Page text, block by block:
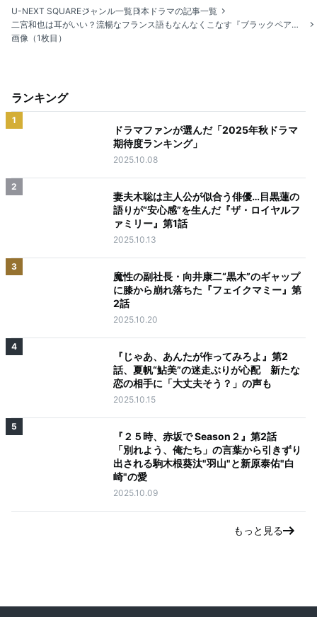
U-NEXT SQUAREジャンル一覧日本ドラマの記事一覧
二宮和也は耳がいい？流暢なフランス語もなんなくこなす『ブラックペアン シーズン２』渡海と天城の関係とは？
画像（1枚目）
ランキング
1
ドラマファンが選んだ「2025年秋ドラマ
期待度ランキング」
2025.10.08
2
妻夫木聡は主人公が似合う俳優…目黒蓮の
語りが“安心感”を生んだ『ザ・ロイヤルフ
ァミリー』第1話
2025.10.13
3
魔性の副社長・向井康二“黒木”のギャップ
に膝から崩れ落ちた『フェイクマミー』第
2話
2025.10.20
4
『じゃあ、あんたが作ってみろよ』第2
話、夏帆“鮎美”の迷走ぶりが心配 新たな
恋の相手に「大丈夫そう？」の声も
2025.10.15
5
『２５時、赤坂で Season２』第2話
「別れよう、俺たち」の言葉から引きずり
出される駒木根葵汰"羽山"と新原泰佑"白
崎"の愛
2025.10.09
もっと見る